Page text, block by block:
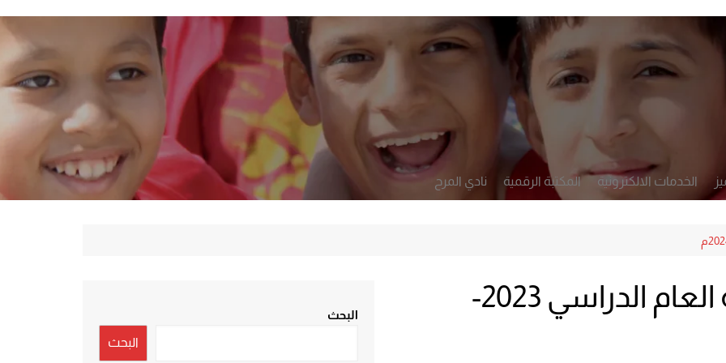
والرعاية
والحوكمة
الخدمات الالكترونية المكتبة الرقمية نادي المرح
شهادات التفوق لنهاية العام الدراسي 2023-
البحث
البحث